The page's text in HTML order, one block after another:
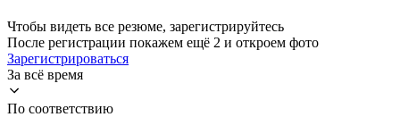
Чтобы видеть все резюме, зарегистрируйтесь
После регистрации покажем ещё 2 и откроем фото
Зарегистрироваться
За всё время
По соответствию